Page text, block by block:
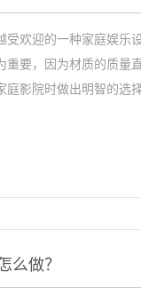
受欢迎的一种家庭娱
重要，因为材质的质量
庭影院时做出明智的选
么做？